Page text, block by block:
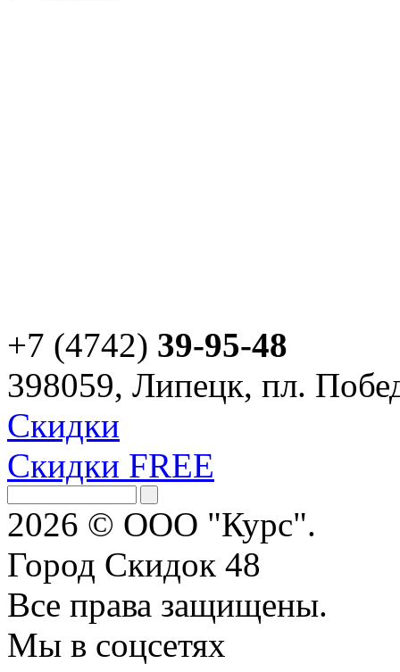
+7 (4742) 39-95-48
398059, Липецк, пл.
Скидки
Скидки FREE
2026 © ООО "Курс".
Город Скидок 48
Все права защищены.
Мы в соцсетях